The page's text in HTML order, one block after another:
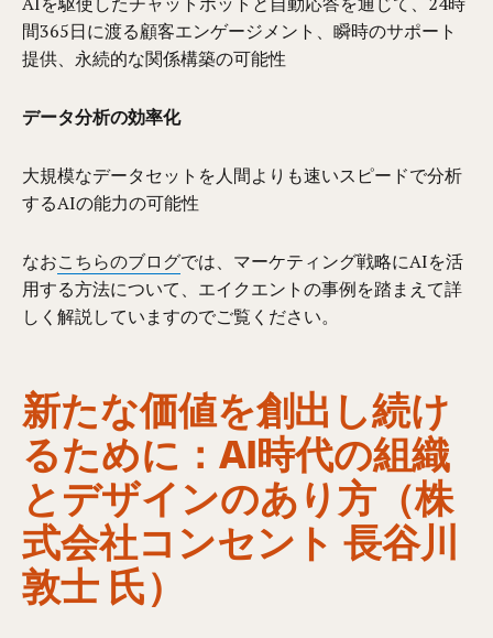
間365日に渡る顧客エンゲージメント、瞬時のサポート
提供、永続的な関係構築の可能性
データ分析の効率化
大規模なデータセットを人間よりも速いスピードで分析
するAIの能力の可能性
なおこちらのブログでは、マーケティング戦略にAIを活
用する方法について、エイクエントの事例を踏まえて詳
しく解説していますのでご覧ください。
新たな価値を創出し続け
るために：AI時代の組織
とデザインのあり方（株
式会社コンセント 長谷川
敦士 氏）